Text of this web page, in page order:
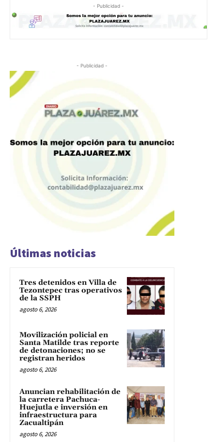
- Publicidad -
- Publicidad -
Últimas noticias
Tres detenidos en Villa de
Tezontepec tras operativos
de la SSPH
agosto 6, 2026
Movilización policial en
Santa Matilde tras reporte
de detonaciones; no se
registran heridos
agosto 6, 2026
Anuncian rehabilitación de
la carretera Pachuca-
Huejutla e inversión en
infraestructura para
Zacualtipán
agosto 6, 2026